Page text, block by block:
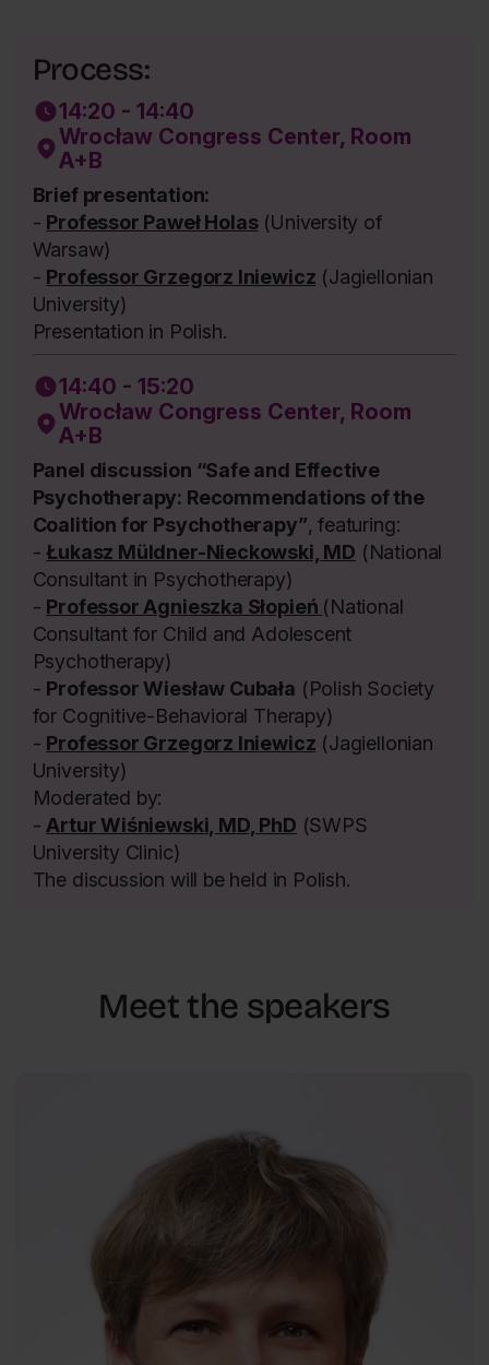
Process:
14:20 - 14:40
Wrocław Congress Center, Room
A+B
Brief presentation:
- Professor Paweł Holas(University of
Warsaw)
- Professor Grzegorz Iniewicz (Jagiellonian
University)
Presentation in Polish.
14:40 - 15:20
Wrocław Congress Center, Room
A+B
Panel discussion “Safe and Effective
Psychotherapy: Recommendations of the
Coalition for Psychotherapy”, featuring:
-Łukasz Müldner-Nieckowski, MD (National
Consultant in Psychotherapy)
- Professor Agnieszka Słopień (National
Consultant for Child and Adolescent
Psychotherapy)
- Professor Wiesław Cubała (Polish Society
for Cognitive-Behavioral Therapy)
- Professor Grzegorz Iniewicz (Jagiellonian
University)
Moderated by:
- Artur Wiśniewski, MD, PhD (SWPS
University Clinic)
The discussion will be held in Polish.
Meet the speakers